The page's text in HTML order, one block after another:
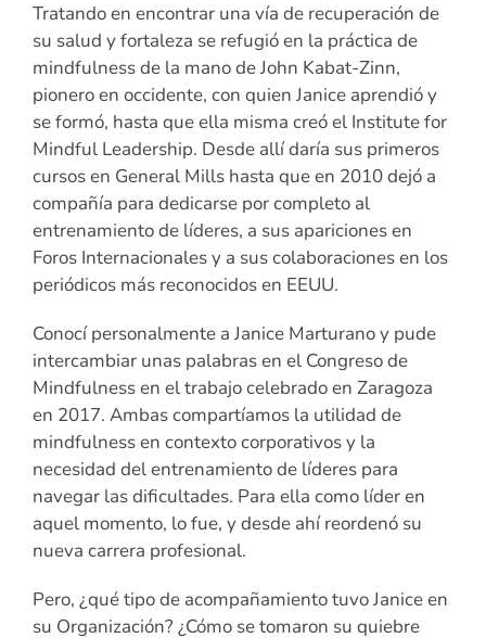
Tratando en encontrar una vía de recuperación de
su salud y fortaleza se refugió en la práctica de
mindfulness de la mano de John Kabat-Zinn,
pionero en occidente, con quien Janice aprendió y
se formó, hasta que ella misma creó el Institute for
Mindful Leadership. Desde allí daría sus primeros
cursos en General Mills hasta que en 2010 dejó a
compañía para dedicarse por completo al
entrenamiento de líderes, a sus apariciones en
Foros Internacionales y a sus colaboraciones en los
periódicos más reconocidos en EEUU.
Conocí personalmente a Janice Marturano y pude
intercambiar unas palabras en el Congreso de
Mindfulness en el trabajo celebrado en Zaragoza
en 2017. Ambas compartíamos la utilidad de
mindfulness en contexto corporativos y la
necesidad del entrenamiento de líderes para
navegar las dificultades. Para ella como líder en
aquel momento, lo fue, y desde ahí reordenó su
nueva carrera profesional.
Pero, ¿qué tipo de acompañamiento tuvo Janice en
su Organización? ¿Cómo se tomaron su quiebre